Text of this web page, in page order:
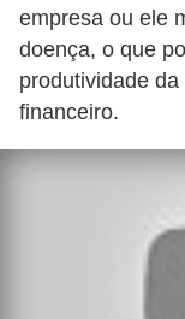
empresa ou ele
doença, o que
produtividade
financeiro.
P
o
r
t